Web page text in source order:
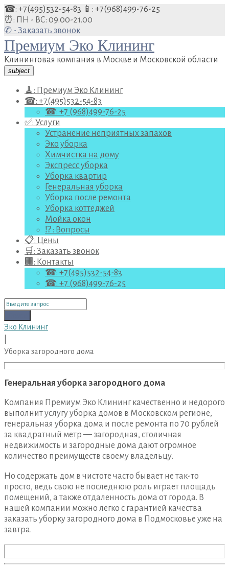
Перейти
к
содержанию
☎: +7(495)532-54-83 📱: +7(968)499-76-25
⏰: ПН - ВС: 09.00-21.00
✆ - Заказать звонок
Премиум Эко Клининг
Клининговая компания в Москве и Московской области
subject
🧹: Премиум Эко Клининг
☎: +7(495)532-54-83
☎: +7 (968)499-76-25
✅: Услуги
Устранение неприятных запахов
Эко уборка
Химчистка на дому
Экспресс уборка
Уборка квартир
Генеральная уборка
Уборка после ремонта
Уборка коттеджей
Мойка окон
⁉ : Вопросы
📋: Цены
🛒: Заказать звонок
🏢: Контакты
☎: +7(495)532-54-83
☎: +7 (968)499-76-25
Поиск
для:
Эко Клининг
Уборка загородного дома
Уборка
загородного
дома
Генеральная уборка загородного дома
Компания Премиум Эко Клининг качественно и недорого
выполнит услугу уборка домов в Московском регионе,
генеральная уборка дома и после ремонта по 70 рублей
за квадратный метр — загородная, столичная
недвижимость и загородные дома дают огромное
количество преимуществ своему владельцу.
Но содержать дом в чистоте часто бывает не так-то
просто, ведь свою не последнюю роль играет площадь
помещений, а также отдаленность дома от города. В
нашей компании можно легко с гарантией качества
заказать уборку загородного дома в Подмосковье уже на
завтра.